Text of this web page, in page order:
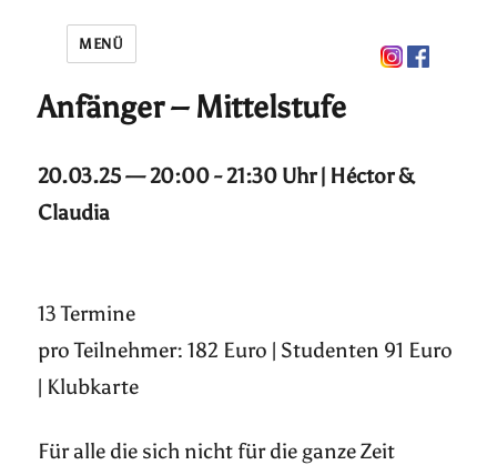
MENÜ
Anfänger – Mittelstufe
20.03.25 — 20:00 - 21:30 Uhr | Héctor &
Claudia
13 Termine
pro Teilnehmer: 182 Euro | Studenten 91 Euro
| Klubkarte
Für alle die sich nicht für die ganze Zeit